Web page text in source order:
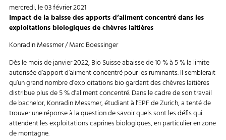
mercredi, le 03 février 2021
Impact de la baisse des apports d’aliment concentré dans les
exploitations biologiques de chèvres laitières
Konradin Messmer / Marc Boessinger
Dès le mois de janvier 2022, Bio Suisse abaisse de 10 % à 5 % la limite
autorisée d’apport d’aliment concentré pour les ruminants. Il semblerait
qu’un grand nombre d’exploitations bio gardant des chèvres laitières
distribue plus de 5 % d’aliment concentré. Dans le cadre de son travail
de bachelor, Konradin Messmer, étudiant à l’EPF de Zurich, a tenté de
trouver une réponse à la question de savoir quels sont les défis qui
attendent les exploitations caprines biologiques, en particulier en zone
de montagne.